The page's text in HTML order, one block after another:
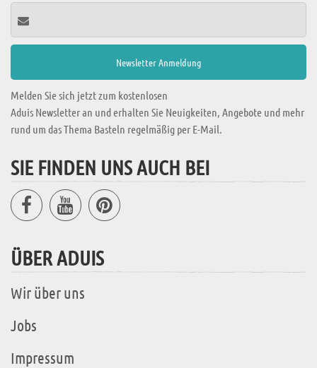
Melden Sie sich jetzt zum kostenlosen
Aduis Newsletter an und erhalten Sie Neuigkeiten, Angebote und mehr
rund um das Thema Basteln regelmäßig per E-Mail.
SIE FINDEN UNS AUCH BEI
ÜBER ADUIS
Wir über uns
Jobs
Impressum